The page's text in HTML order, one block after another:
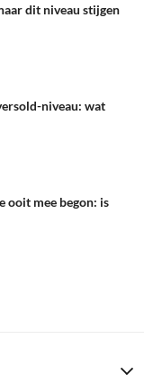
dit niveau stijgen
niveau: wat
ooit mee begon: is